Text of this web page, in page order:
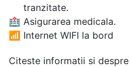
tranzitate.
🏥 Asigurarea medicala.
📶 Internet WIFI la bord
Citeste informatii si despre